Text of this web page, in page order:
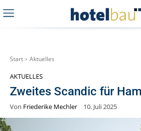
Start Aktuelles
AKTUELLES
Zweites Scandic für
Von Friederike Mechler 10. Juli 2025